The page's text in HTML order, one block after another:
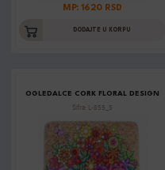
MP: 1620 RSD
DODAJTE U KORPU
OGLEDALCE CORK FLORAL DESIGN
Šifra: L-855_5